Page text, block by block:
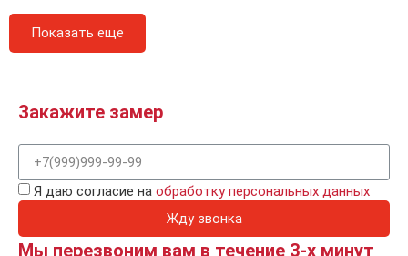
Показать еще
Закажите замер
Я даю согласие на обработку персональных данных
Жду звонка
Мы перезвоним вам в течение 3-х минут